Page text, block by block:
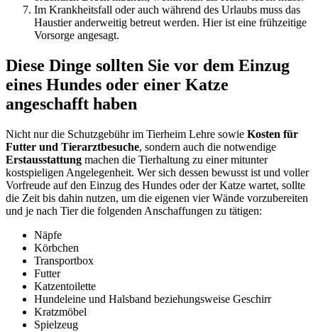
Im Krankheitsfall oder auch während des Urlaubs muss das
Haustier anderweitig betreut werden. Hier ist eine frühzeitige
Vorsorge angesagt.
Diese Dinge sollten Sie vor dem Einzug
eines Hundes oder einer Katze
angeschafft haben
Nicht nur die Schutzgebühr im Tierheim Lehre sowie Kosten für
Futter und Tierarztbesuche, sondern auch die notwendige
Erstausstattung machen die Tierhaltung zu einer mitunter
kostspieligen Angelegenheit. Wer sich dessen bewusst ist und voller
Vorfreude auf den Einzug des Hundes oder der Katze wartet, sollte
die Zeit bis dahin nutzen, um die eigenen vier Wände vorzubereiten
und je nach Tier die folgenden Anschaffungen zu tätigen:
Näpfe
Körbchen
Transportbox
Futter
Katzentoilette
Hundeleine und Halsband beziehungsweise Geschirr
Kratzmöbel
Spielzeug